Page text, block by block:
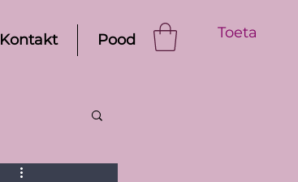
Kontakt Pood Toeta